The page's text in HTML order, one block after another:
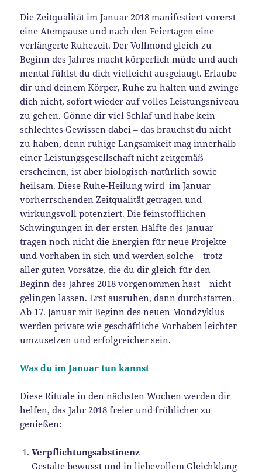
Die Zeitqualität im Januar 2018 manifestiert vorerst
eine Atempause und nach den Feiertagen eine
verlängerte Ruhezeit. Der Vollmond gleich zu
Beginn des Jahres macht körperlich müde und auch
mental fühlst du dich vielleicht ausgelaugt. Erlaube
dir und deinem Körper, Ruhe zu halten und zwinge
dich nicht, sofort wieder auf volles Leistungsniveau
zu gehen. Gönne dir viel Schlaf und habe kein
schlechtes Gewissen dabei – das brauchst du nicht
zu haben, denn ruhige Langsamkeit mag innerhalb
einer Leistungsgesellschaft nicht zeitgemäß
erscheinen, ist aber biologisch-natürlich sowie
heilsam. Diese Ruhe-Heilung wird im Januar
vorherrschenden Zeitqualität getragen und
wirkungsvoll potenziert. Die feinstofflichen
Schwingungen in der ersten Hälfte des Januar
tragen nochnicht die Energien für neue Projekte
und Vorhaben in sich und werden solche – trotz
aller guten Vorsätze, die du dir gleich für den
Beginn des Jahres 2018 vorgenommen hast – nicht
gelingen lassen. Erst ausruhen, dann durchstarten.
Ab 17. Januar mit Beginn des neuen Mondzyklus
werden private wie geschäftliche Vorhaben leichter
umzusetzen und erfolgreicher sein.
Was du im Januar tun kannst
Diese Rituale in den nächsten Wochen werden dir
helfen, das Jahr 2018 freier und fröhlicher zu
genießen:
Verpflichtungsabstinenz
Gestalte bewusst und in liebevollem Gleichklang